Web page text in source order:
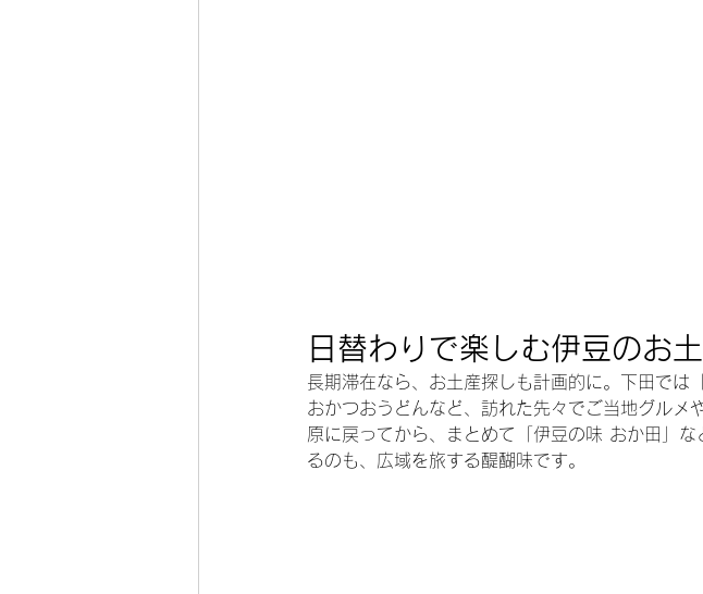
日替わりで楽しむ伊豆のお
長期滞在なら、お土産探しも計画的に。下田では
おかつおうどんなど、訪れた先々でご当地グルメ
原に戻ってから、まとめて「伊豆の味 おか田」
るのも、広域を旅する醍醐味です。